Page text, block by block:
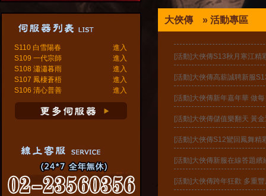
進入
S110 白雪陽春
進入
S109 一代宗師
進入
S108 瀟瀟暮雨
進入
S107 鳳棲蒼梧
進入
S106 清心普善
大俠傳 » 活動專區
[活動]大俠傳S13秋月寒江精
[活動]大俠傳高薪誠聘新服
[活動]大俠傳新年嘉年華 做
[活動]大俠傳儲值樂翻天 黃
[活動]大俠傳S12鸞回鳳舞精
[活動]大俠傳新服在線答題
[活動]大俠傳跨年狂歡 多重